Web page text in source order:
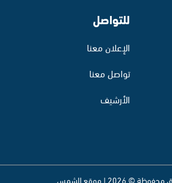
للتواصل
الإعلان معنا
تواصل معنا
الأرشيف
© 2026 | موقع الشمس